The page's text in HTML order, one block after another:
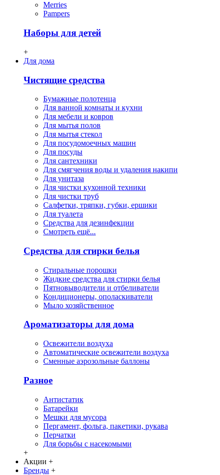
Merries
Pampers
Наборы для детей
+
Для дома
Чистящие средства
Бумажные полотенца
Для ванной комнаты и кухни
Для мебели и ковров
Для мытья полов
Для мытья стекол
Для посудомоечных машин
Для посуды
Для сантехники
Для смягчения воды и удаления накипи
Для унитаза
Для чистки кухонной техники
Для чистки труб
Салфетки, тряпки, губки, ершики
Для туалета
Средства для дезинфекции
Смотреть ещё...
Средства для стирки белья
Стиральные порошки
Жидкие средства для стирки белья
Пятновыводители и отбеливатели
Кондиционеры, ополаскиватели
Мыло хозяйственное
Ароматизаторы для дома
Освежители воздуха
Автоматические освежители воздуха
Сменные аэрозольные баллоны
Разное
Антистатик
Батарейки
Мешки для мусора
Пергамент, фольга, пакетики, рукава
Перчатки
Для борьбы с насекомыми
+
Акции +
Бренды +